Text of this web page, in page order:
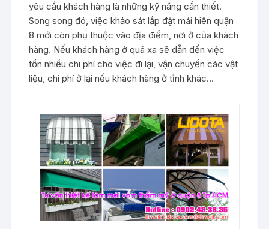
yêu cầu khách hàng là những kỹ năng cần thiết.
Song song đó, việc khảo sát lắp đặt mái hiên quận
8 mới còn phụ thuộc vào địa điểm, nơi ở của khách
hàng. Nếu khách hàng ở quá xa sẽ dẫn đến việc
tốn nhiều chi phí cho việc đi lại, vận chuyển các vật
liệu, chi phí ở lại nếu khách hàng ở tỉnh khác…